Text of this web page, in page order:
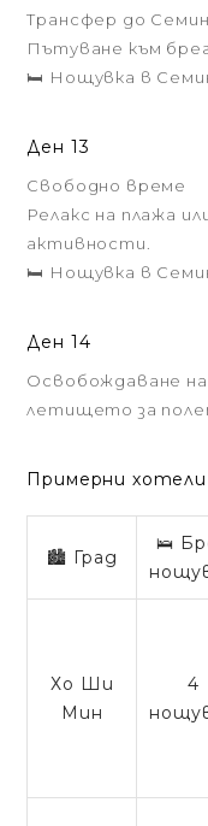
Трансфер до
Пътуване към
🛏️ Нощувка в
Ден 13
Свободно време
Релакс на плажа
активности.
🛏️ Нощувка в
Ден 14
Освобождаване
летището за
Примерни
🏙️ Град
🛌
Хо Ши
Мин
4